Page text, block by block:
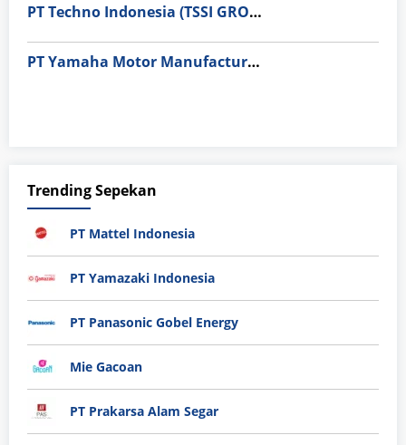
PT Techno Indonesia (TSSI GROUP)
PT Yamaha Motor Manufacturing
Trending Sepekan
PT Mattel Indonesia
PT Yamazaki Indonesia
PT Panasonic Gobel Energy
Mie Gacoan
PT Prakarsa Alam Segar